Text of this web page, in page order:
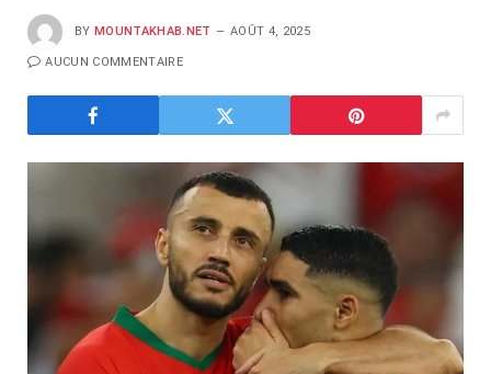
BY MOUNTAKHAB.NET AOÛT 4, 2025
AUCUN COMMENTAIRE